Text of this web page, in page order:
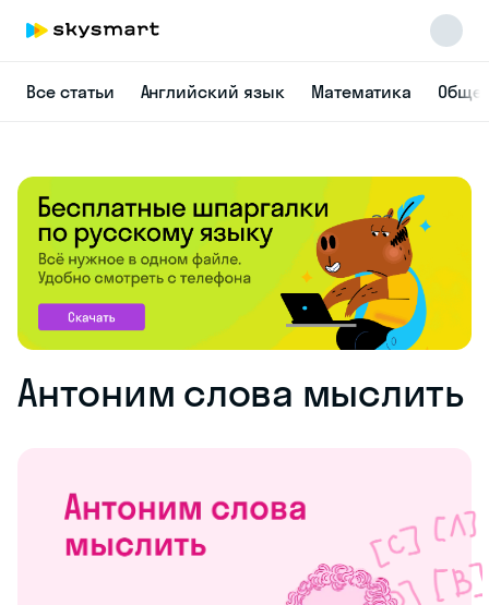
Все статьи Английский язык Математика
Антоним слова мыслить